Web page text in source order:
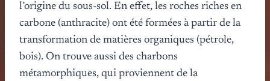
l’origine du sous-sol. En effet, les roches riches en
carbone (anthracite) ont été formées à partir de la
transformation de matières organiques (pétrole,
bois). On trouve aussi des charbons
métamorphiques, qui proviennent de la